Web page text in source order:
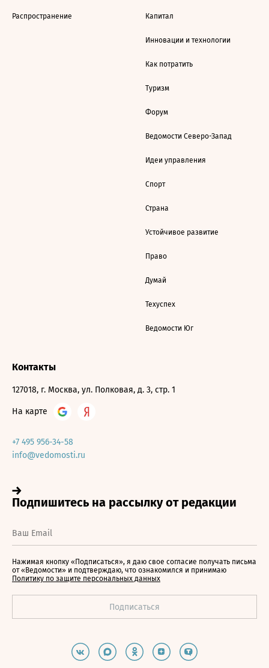
Распространение Капитал
Инновации и технологии
Как потратить
Туризм
Форум
Ведомости Северо-Запад
Идеи управления
Спорт
Страна
Устойчивое развитие
Право
Думай
Техуспех
Ведомости Юг
Контакты
127018, г. Москва, ул. Полковая, д. 3, стр. 1
На карте
+7 495 956-34-58
info@vedomosti.ru
Нажимая кнопку «Подписаться», я даю свое согласие получать письма
от «Ведомости» и подтверждаю, что ознакомился и принимаю
Политику по защите персональных данных